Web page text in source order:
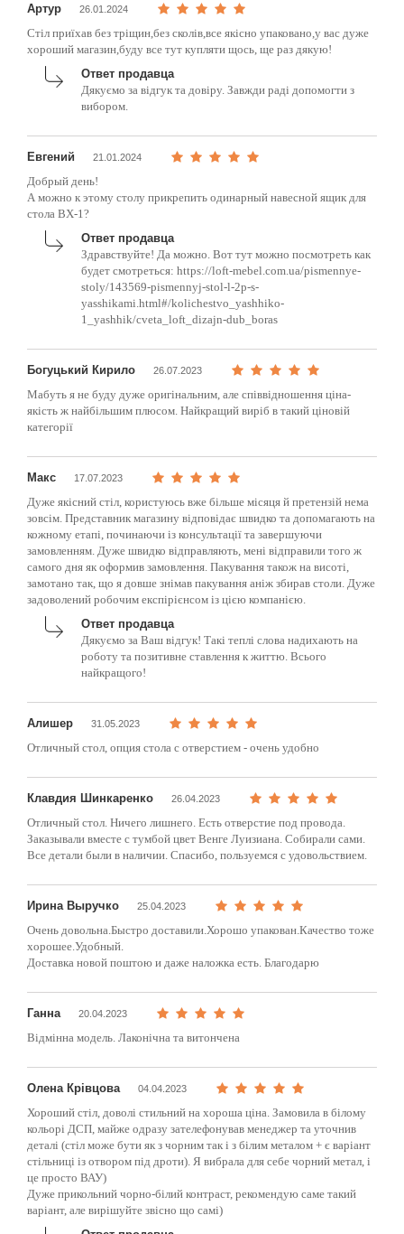
Артур 26.01.2024
Стіл приїхав без тріщин,без сколів,все якісно упаковано,у вас дуже
хороший магазин,буду все тут купляти щось, ще раз дякую!
Ответ продавца
Дякуємо за відгук та довіру. Завжди раді допомогти з
вибором.
Евгений 21.01.2024
Добрый день!
А можно к этому столу прикрепить одинарный навесной ящик для
стола BX-1?
Ответ продавца
Здравствуйте! Да можно. Вот тут можно посмотреть как
будет смотреться: https://loft-mebel.com.ua/pismennye-
stoly/143569-pismennyj-stol-l-2p-s-
yasshikami.html#/kolichestvo_yashhiko-
1_yashhik/cveta_loft_dizajn-dub_boras
Богуцький Кирило 26.07.2023
Мабуть я не буду дуже оригінальним, але співвідношення ціна-
якість ж найбільшим плюсом. Найкращий виріб в такий ціновій
категорії
Макс 17.07.2023
Дуже якісний стіл, користуюсь вже більше місяця й претензій нема
зовсім. Представник магазину відповідає швидко та допомагають на
кожному етапі, починаючи із консультації та завершуючи
замовленням. Дуже швидко відправляють, мені відправили того ж
самого дня як оформив замовлення. Пакування також на висоті,
замотано так, що я довше знімав пакування аніж збирав столи. Дуже
задоволений робочим експірієнсом із цією компанією.
Ответ продавца
Дякуємо за Ваш відгук! Такі теплі слова надихають на
роботу та позитивне ставлення к життю. Всього
найкращого!
Алишер 31.05.2023
Отличный стол, опция стола с отверстием - очень удобно
Клавдия Шинкаренко 26.04.2023
Отличный стол. Ничего лишнего. Есть отверстие под провода.
Заказывали вместе с тумбой цвет Венге Луизиана. Собирали сами.
Все детали были в наличии. Спасибо, пользуемся с удовольствием.
Ирина Выручко 25.04.2023
Очень довольна.Быстро доставили.Хорошо упакован.Качество тоже
хорошее.Удобный.
Доставка новой поштою и даже наложка есть. Благодарю
Ганна 20.04.2023
Відмінна модель. Лаконічна та витончена
Олена Крівцова 04.04.2023
Хороший стіл, доволі стильний на хороша ціна. Замовила в білому
кольорі ДСП, майже одразу зателефонував менеджер та уточнив
деталі (стіл може бути як з чорним так і з білим металом + є варіант
стільниці із отвором під дроти). Я вибрала для себе чорний метал, і
це просто ВАУ)
Дуже прикольний чорно-білий контраст, рекомендую саме такий
варіант, але вирішуйте звісно що самі)